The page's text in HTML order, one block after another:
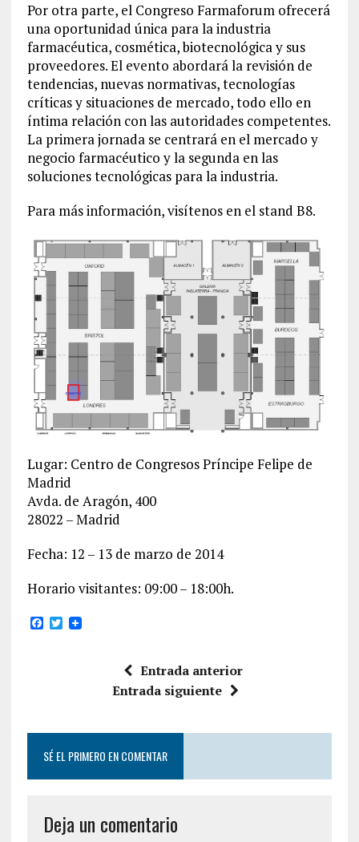
Por otra parte, el Congreso Farmaforum ofrecerá
una oportunidad única para la industria
farmacéutica, cosmética, biotecnológica y sus
proveedores. El evento abordará la revisión de
tendencias, nuevas normativas, tecnologías
críticas y situaciones de mercado, todo ello en
íntima relación con las autoridades competentes.
La primera jornada se centrará en el mercado y
negocio farmacéutico y la segunda en las
soluciones tecnológicas para la industria.
Para más información, visítenos en el stand B8.
Lugar: Centro de Congresos Príncipe Felipe de
Madrid
Avda. de Aragón, 400
28022 – Madrid
Fecha: 12 – 13 de marzo de 2014
Horario visitantes: 09:00 – 18:00h.
F T
Entrada anterior
Entrada siguiente
SÉ EL PRIMERO EN COMENTAR
Deja un comentario